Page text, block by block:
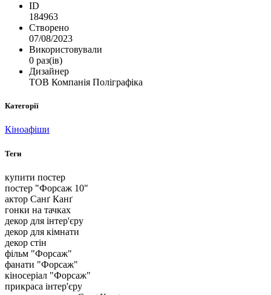
ID
184963
Створено
07/08/2023
Використовували
0 раз(ів)
Дизайнер
ТОВ Компанія Поліграфіка
Категорії
Кіноафіши
Теги
купити постер
постер "Форсаж 10"
актор Санґ Канґ
гонки на тачках
декор для інтер'єру
декор для кімнати
декор стін
фільм "Форсаж"
фанати "Форсаж"
кіносеріал "Форсаж"
прикраса інтер'єру